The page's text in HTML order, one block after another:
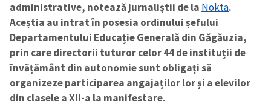
administrative, notează jurnaliștii de la Nokta.
Aceștia au intrat în posesia ordinului șefului
Departamentului Educație Generală din Găgăuzia,
prin care directorii tuturor celor 44 de instituții de
învățământ din autonomie sunt obligați să
organizeze participarea angajaților lor și a elevilor
din clasele a XII-a la manifestare.